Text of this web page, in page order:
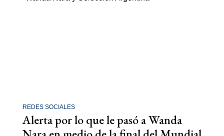
REDES SOCIALES
Alerta por lo que le pasó a Wanda